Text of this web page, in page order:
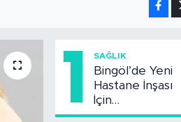
1 SAĞLIK
Bingöl’de Yeni
Hastane İnşası
İçin
Değerlendirme